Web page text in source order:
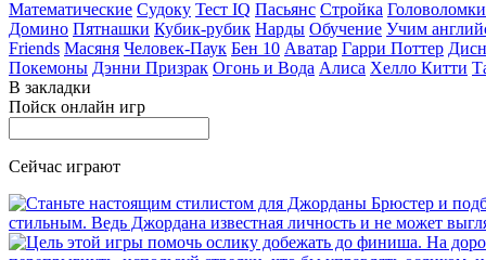
Математические Судоку Тест IQ Пасьянс Стройка Головоломки
Домино Пятнашки Кубик-рубик Нарды Обучение Учим
Friends Масяня Человек-Паук Бен 10 Аватар Гарри Поттер
Покемоны Дэнни Призрак Огонь и Вода Алиса Хелло Китти
В закладки
Пойск онлайн игр
Сейчас играют